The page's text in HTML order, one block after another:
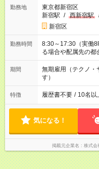
勤務地
東京都新宿区
新宿駅 / 西新宿駅
新宿区
勤務時間
8:30～17:30（実働
る場合や配属先の都
ます。
期間
無期雇用（テクノ・
す）
特徴 履歴書不要 / 10名以
気になる！
掲載元企業名 株式会